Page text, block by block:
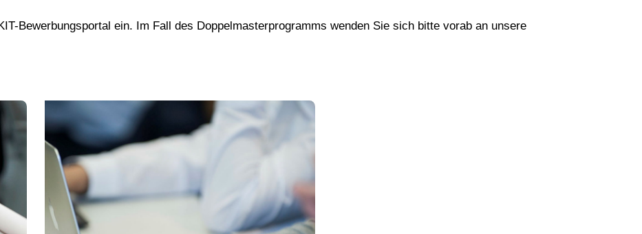
Bewerbungs­portal ein. Im Fall des Doppelmasterprogramms wenden Sie sich bitte vorab an unsere